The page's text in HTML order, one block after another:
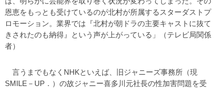
恩恵をもっとも受けているのが北村が所属するスターダストプ
ロモーション。業界では『北村が朝ドラの主要キャストに抜て
きされたのも納得』という声が上がっている」（テレビ局関係
者）
言うまでもなくNHKといえば、旧ジャニーズ事務所（現
SMILE－UP．）の故ジャニー喜多川元社長の性加害問題を受